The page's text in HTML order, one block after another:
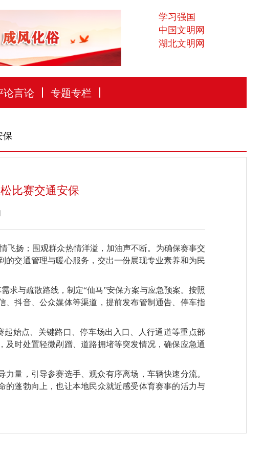
学习强国
中国文明网
湖北文明网
论言论 专题专栏
保
比赛交通安保
飞扬；围观群众热情洋溢，加油声不断。为确保赛事交
交通管理与暖心服务，交出一份展现专业素养和为民
求与疏散路线，制定“仙马”安保方案与应急预案。按照
抖音、公众媒体等渠道，提前发布管制通告、停车指
始点、关键路口、停车场出入口、人行通道等重点部
时处置轻微剐蹭、道路拥堵等突发情况，确保应急通
量，引导参赛选手、观众有序离场，车辆快速分流。
的蓬勃向上，也让本地民众就近感受体育赛事的活力与